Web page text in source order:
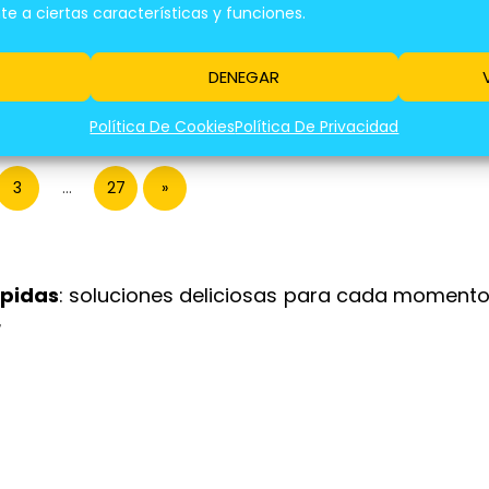
a ciertas características y funciones.
DENEGAR
Política De CookiesPolítica De Privacidad
Y
SALUD
3 … 27 »
: soluciones deliciosas para cada